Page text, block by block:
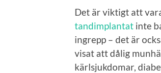
Det är viktigt att
tandimplantat inte
ingrepp – det är
visat att dålig
kärlsjukdomar,